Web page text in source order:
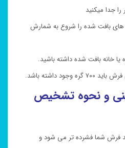
جدا میکنید
های بافت شده را شروع به شمارش
داشته باشد.
و نحوه تشخیص
فرش شما فشرده تر می شود و